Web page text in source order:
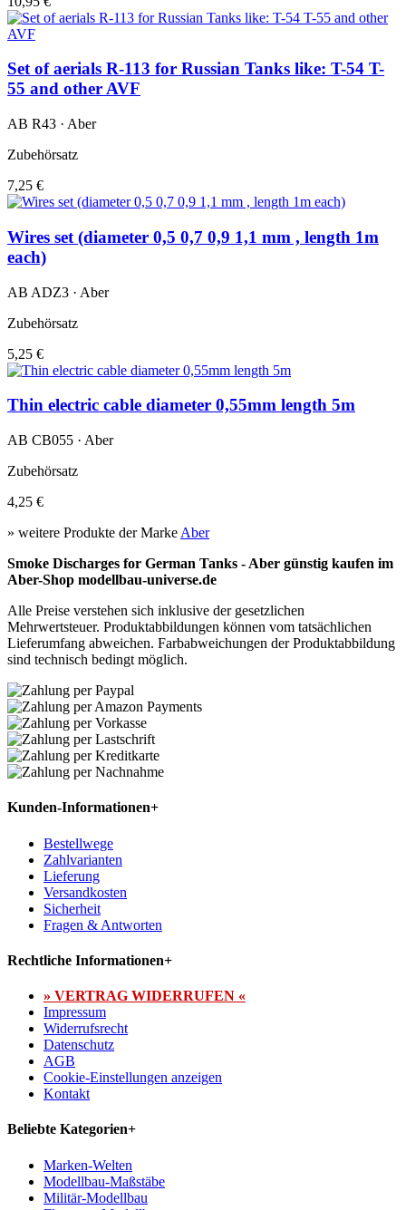
Set of aerials R-113 for Russian Tanks like: T-54 T-
55 and other AVF
AB R43 · Aber
Zubehörsatz
7,25 €
Wires set (diameter 0,5 0,7 0,9 1,1 mm , length 1m
each)
AB ADZ3 · Aber
Zubehörsatz
5,25 €
Thin electric cable diameter 0,55mm length 5m
AB CB055 · Aber
Zubehörsatz
4,25 €
» weitere Produkte der Marke Aber
Smoke Discharges for German Tanks - Aber günstig kaufen im
Aber-Shop modellbau-universe.de
Alle Preise verstehen sich inklusive der gesetzlichen
Mehrwertsteuer. Produktabbildungen können vom tatsächlichen
Lieferumfang abweichen. Farbabweichungen der Produktabbildung
sind technisch bedingt möglich.
Kunden-Informationen+
Bestellwege
Zahlvarianten
Lieferung
Versandkosten
Sicherheit
Fragen & Antworten
Rechtliche Informationen+
» VERTRAG WIDERRUFEN «
Impressum
Widerrufsrecht
Datenschutz
AGB
Cookie-Einstellungen anzeigen
Kontakt
Beliebte Kategorien+
Marken-Welten
Modellbau-Maßstäbe
Militär-Modellbau